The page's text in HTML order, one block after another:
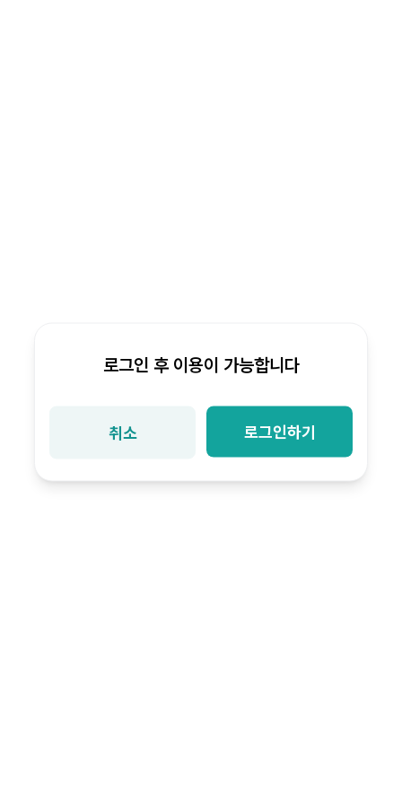
로그인 후 이용이 가능합니다
취소 로그인하기